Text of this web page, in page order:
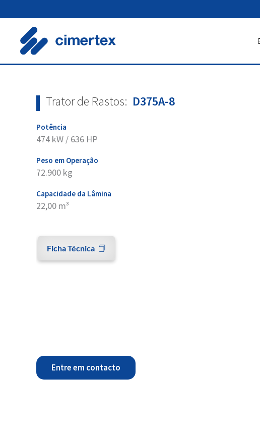
to
Trator de Rastos: D375A-8
Potência
474 kW / 636 HP
Peso em Operação
72.900 kg
Capacidade da Lâmina
22,00 m³
Ficha Técnica
Entre em contacto